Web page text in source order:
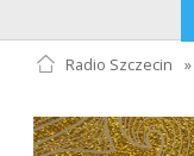
Radio Szczecin »